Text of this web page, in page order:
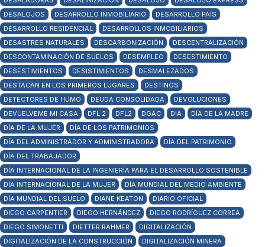
DESALOJOS
DESARROLLO INMOBILIARIO
DESARROLLO PAÍS
DESARROLLO RESIDENCIAL
DESARROLLOS INMOBILIARIOS
DESASTRES NATURALES
DESCARBONIZACIÓN
DESCENTRALIZACIÓN
DESCONTAMINACIÓN DE SUELOS
DESEMPLEO
DESESTIMIENTO
DESESTIMIENTOS
DESISTIMIENTOS
DESMALEZADOS
DESTACAN EN LOS PRIMEROS LUGARES
DESTINOS
DETECTORES DE HUMO
DEUDA CONSOLIDADA
DEVOLUCIONES
DEVUELVEME MI CASA
DFL 2 DFL2 DGAC DIA
DÍA DE LA MADRE
DÍA DE LA MUJER
DÍA DE LOS PATRIMONIOS
DÍA DEL ADMINISTRADOR Y ADMINISTRADORA
DÍA DEL PATRIMONIO
DÍA DEL TRABAJADOR
DÍA INTERNACIONAL DE LA INGENIERÍA PARA EL DESARROLLO SOSTENIBLE
DÍA INTERNACIONAL DE LA MUJER
DÍA MUNDIAL DEL MEDIO AMBIENTE
DÍA MUNDIAL DEL SUELO
DIANE KEATON
DIARIO OFICIAL
DIEGO CARPENTIER
DIEGO HERNÁNDEZ
DIEGO RODRÍGUEZ CORREA
DIEGO SIMONETTI
DIETTER RAHMER
DIGITALIZACIÓN
DIGITALIZACIÓN DE LA CONSTRUCCIÓN
DIGITALIZACIÓN MINERA